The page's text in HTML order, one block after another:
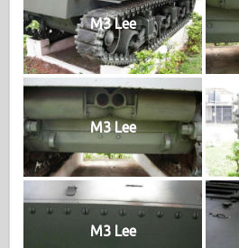
M3 Lee
M3 Lee
M3 Lee